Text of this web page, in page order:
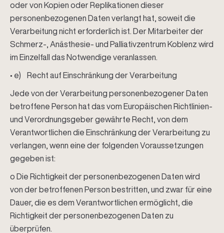
oder von Kopien oder Replikationen dieser
personenbezogenen Daten verlangt hat, soweit die
Verarbeitung nicht erforderlich ist. Der Mitarbeiter der
Schmerz-, Anästhesie- und Palliativzentrum Koblenz wird
im Einzelfall das Notwendige veranlassen.
• e) Recht auf Einschränkung der Verarbeitung
Jede von der Verarbeitung personenbezogener Daten
betroffene Person hat das vom Europäischen Richtlinien-
und Verordnungsgeber gewährte Recht, von dem
Verantwortlichen die Einschränkung der Verarbeitung zu
verlangen, wenn eine der folgenden Voraussetzungen
gegeben ist:
o Die Richtigkeit der personenbezogenen Daten wird
von der betroffenen Person bestritten, und zwar für eine
Dauer, die es dem Verantwortlichen ermöglicht, die
Richtigkeit der personenbezogenen Daten zu
überprüfen.